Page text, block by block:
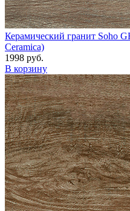
Керамический гранит Soho
Ceramica)
1998 руб.
В корзину